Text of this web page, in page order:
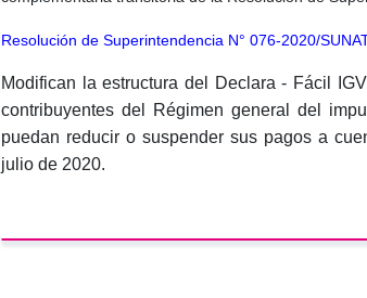
Resolución de Superintendencia N° 076-2020/
Modifican la estructura del Declara - Fácil
contribuyentes del Régimen general del
puedan reducir o suspender sus pagos a
julio de 2020.